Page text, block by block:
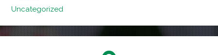
Uncategorized